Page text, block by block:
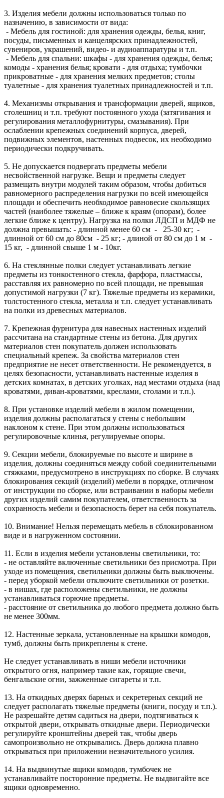
3. Изделия мебели должны использоваться только по
назначению, в зависимости от вида:
- Мебель для гостиной: для хранения одежды, белья, книг,
посуды, письменных и канцелярских принадлежностей,
сувениров, украшений, видео- и аудиоаппаратуры и т.п.
- Мебель для спальни: шкафы - для хранения одежды, белья;
комоды - хранения белья; кровати - для отдыха; тумбочки
прикроватные - для хранения мелких предметов; столы
туалетные - для хранения туалетных принадлежностей и т.п.
4. Механизмы открывания и трансформации дверей, ящиков,
столешниц и т.п. требуют постоянного ухода (затягивания и
регулирования металлофурнитуры, смазывания). При
ослаблении крепежных соединений корпуса, дверей,
подвижных элементов, настенных подвесок, их необходимо
периодически подкручивать.
5. Не допускается подвергать предметы мебели
несвойственной нагрузке. Вещи и предметы следует
размещать внутри модулей таким образом, чтобы добиться
равномерного распределения нагрузки по всей имеющейся
площади и обеспечить необходимое равновесие скользящих
частей (наиболее тяжелые – ближе к краям (опорам), более
легкие ближе к центру). Нагрузка на полки ЛДСП и МДФ не
должна превышать: - длинной менее 60 см - 25-30 кг; -
длинной от 60 см до 80см - 25 кг; - длиной от 80 см до 1 м -
15 кг, - длинной свыше 1 м - 10кг.
6. На стеклянные полки следует устанавливать легкие
предметы из тонкостенного стекла, фарфора, пластмассы,
расставляя их равномерно по всей площади, не превышая
допустимой нагрузки (7 кг). Тяжелые предметы из керамики,
толстостенного стекла, металла и т.п. следует устанавливать
на полки из древесных материалов.
7. Крепежная фурнитура для навесных настенных изделий
рассчитана на стандартные стены из бетона. Для других
материалов стен покупатель должен использовать
специальный крепеж. За свойства материалов стен
предприятие не несет ответственности. Не рекомендуется, в
целях безопасности, устанавливать настенные изделия в
детских комнатах, в детских уголках, над местами отдыха (над
кроватями, диван-кроватями, креслами, столами и т.п.).
8. При установке изделий мебели в жилом помещении,
изделия должны располагаться у стены с небольшим
наклоном к стене. При этом должны использоваться
регулировочные клинья, регулируемые опоры.
9. Секции мебели, блокируемые по высоте и ширине в
изделия, должны соединяться между собой соединительными
стяжками, предусмотрено в инструкциях по сборке. В случаях
блокирования секций (изделий) мебели в порядке, отличном
от инструкции по сборке, или встраивании в наборы мебели
других изделий самим покупателем, ответственность за
сохранность мебели и безопасность берет на себя покупатель.
10. Внимание! Нельзя перемещать мебель в сблокированном
виде и в нагруженном состоянии.
11. Если в изделия мебели установлены светильники, то:
- не оставляйте включенные светильники без присмотра. При
уходе из помещения, светильники должны быть выключены.
- перед уборкой мебели отключите светильники от розетки.
- в нишах, где расположены светильники, не должны
устанавливаться горючие предметы.
- расстояние от светильника до любого предмета должно быть
не менее 300мм.
12. Настенные зеркала, установленные на крышки комодов,
тумб, должны быть прикреплены к стене.
Не следует устанавливать в ниши мебели источники
открытого огня, например такие как, горящие свечи,
бенгальские огни, зажженные сигареты и т.п.
13. На откидных дверях барных и секретерных секций не
следует располагать тяжелые предметы (книги, посуду и т.п.).
Не разрешайте детям садиться на двери, подтягиваться к
открытой двери, открывать откидные двери. Периодически
регулируйте кронштейны дверей так, чтобы дверь
самопроизвольно не открывались. Дверь должна плавно
открываться при приложении незначительного усилия.
14. На выдвинутые ящики комодов, тумбочек не
устанавливайте посторонние предметы. Не выдвигайте все
ящики одновременно.